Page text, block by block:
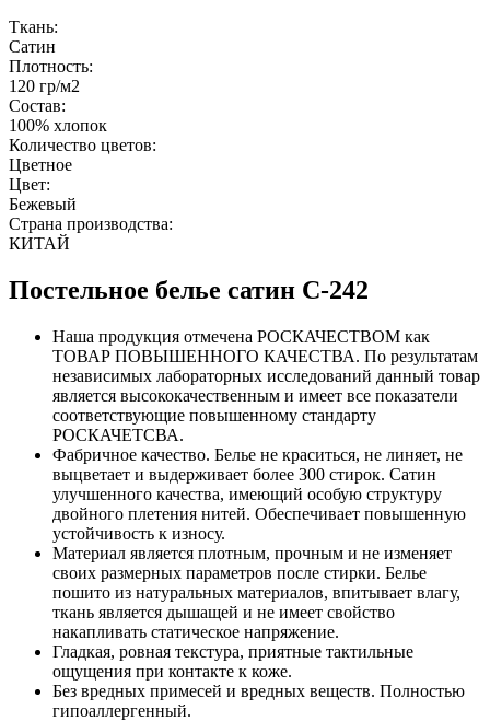
Ткань:
Сатин
Плотность:
120 гр/м2
Состав:
100% хлопок
Количество цветов:
Цветное
Цвет:
Бежевый
Страна производства:
КИТАЙ
Постельное белье сатин С-242
Наша продукция отмечена РОСКАЧЕСТВОМ как
ТОВАР ПОВЫШЕННОГО КАЧЕСТВА. По результатам
независимых лабораторных исследований данный товар
является высококачественным и имеет все показатели
соответствующие повышенному стандарту
РОСКАЧЕТСВА.
Фабричное качество. Белье не краситься, не линяет, не
выцветает и выдерживает более 300 стирок. Сатин
улучшенного качества, имеющий особую структуру
двойного плетения нитей. Обеспечивает повышенную
устойчивость к износу.
Материал является плотным, прочным и не изменяет
своих размерных параметров после стирки. Белье
пошито из натуральных материалов, впитывает влагу,
ткань является дышащей и не имеет свойство
накапливать статическое напряжение.
Гладкая, ровная текстура, приятные тактильные
ощущения при контакте к коже.
Без вредных примесей и вредных веществ. Полностью
гипоаллергенный.